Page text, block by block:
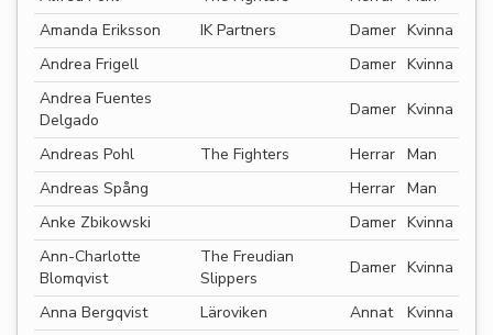
Amanda Eriksson
IK Partners Damer Kvinna
Andrea Frigell
Damer Kvinna
Andrea Fuentes
Delgado
Damer Kvinna
Andreas Pohl The Fighters Herrar Man
Andreas Spång
Herrar Man
Anke Zbikowski
Damer Kvinna
Ann-Charlotte
Blomqvist
The Freudian
Slippers
Damer Kvinna
Anna Bergqvist Läroviken Annat
Kvinna